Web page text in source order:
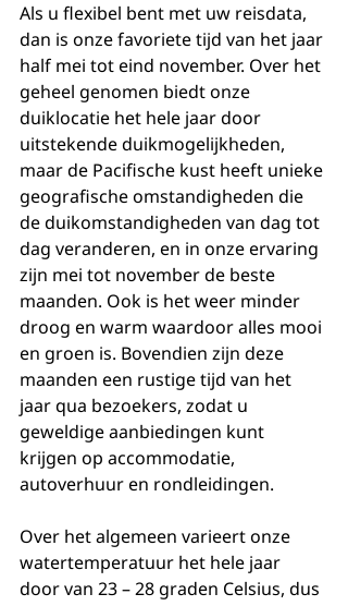
Als u flexibel bent met uw reisdata,
dan is onze favoriete tijd van het jaar
half mei tot eind november. Over het
geheel genomen biedt onze
duiklocatie het hele jaar door
uitstekende duikmogelijkheden,
maar de Pacifische kust heeft unieke
geografische omstandigheden die
de duikomstandigheden van dag tot
dag veranderen, en in onze ervaring
zijn mei tot november de beste
maanden. Ook is het weer minder
droog en warm waardoor alles mooi
en groen is. Bovendien zijn deze
maanden een rustige tijd van het
jaar qua bezoekers, zodat u
geweldige aanbiedingen kunt
krijgen op accommodatie,
autoverhuur en rondleidingen.
Over het algemeen varieert onze
watertemperatuur het hele jaar
door van 23 – 28 graden Celsius, dus